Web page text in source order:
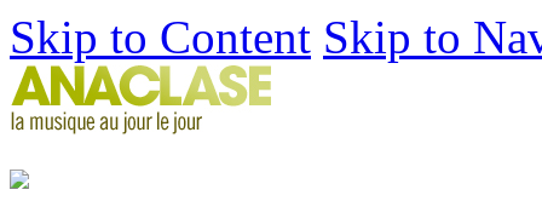
Skip to Content Skip to